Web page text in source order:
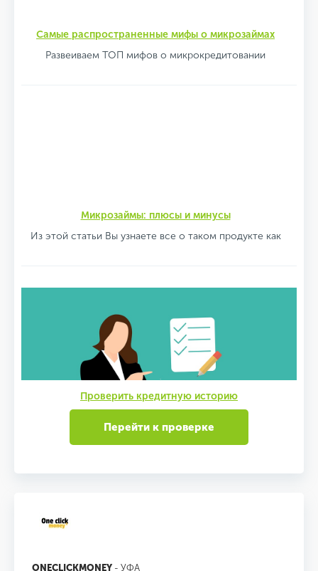
Самые распространенные мифы о микрозаймах
Развеиваем ТОП мифов о микрокредитовании
Микрозаймы: плюсы и минусы
Из этой статьи Вы узнаете все о таком продукте как
Проверить кредитную историю
Перейти к проверке
ONECLICKMONEY - УФА